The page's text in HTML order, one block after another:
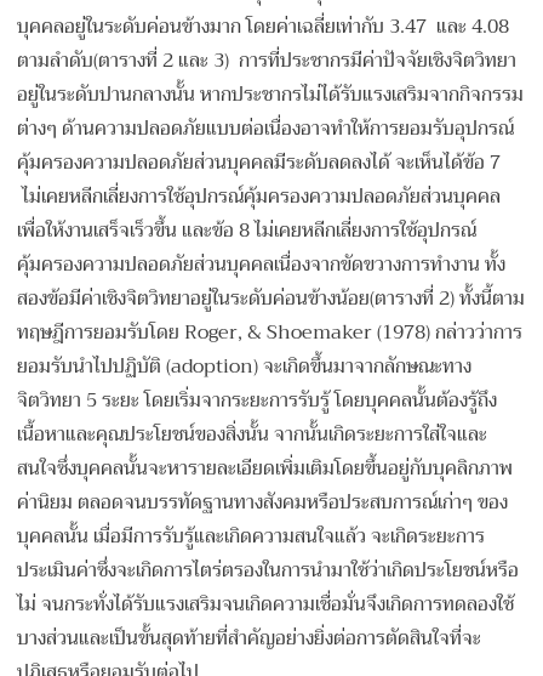
บุคคลอยู่ในระดับค่อนข้างมาก โดยค่าเฉลี่ยเท่ากับ 3.47 และ 4.08
ตามลำดับ(ตารางที่ 2 และ 3) การที่ประชากรมีค่าปัจจัยเชิงจิตวิทยา
อยู่ในระดับปานกลางนั้น หากประชากรไม่ได้รับแรงเสริมจากกิจกรรม
ต่างๆ ด้านความปลอดภัยแบบต่อเนื่องอาจทำให้การยอมรับอุปกรณ์
คุ้มครองความปลอดภัยส่วนบุคคลมีระดับลดลงได้ จะเห็นได้ข้อ 7
ไม่เคยหลีกเลี่ยงการใช้อุปกรณ์คุ้มครองความปลอดภัยส่วนบุคคล
เพื่อให้งานเสร็จเร็วขึ้น และข้อ 8 ไม่เคยหลีกเลี่ยงการใช้อุปกรณ์
คุ้มครองความปลอดภัยส่วนบุคคลเนื่องจากขัดขวางการทำงาน ทั้ง
สองข้อมีค่าเชิงจิตวิทยาอยู่ในระดับค่อนข้างน้อย(ตารางที่ 2) ทั้งนี้ตาม
ทฤษฎีการยอมรับโดย Roger, & Shoemaker (1978) กล่าวว่าการ
ยอมรับนำไปปฏิบัติ (adoption) จะเกิดขึ้นมาจากลักษณะทาง
จิตวิทยา 5 ระยะ โดยเริ่มจากระยะการรับรู้ โดยบุคคลนั้นต้องรู้ถึง
เนื้อหาและคุณประโยชน์ของสิ่งนั้น จากนั้นเกิดระยะการใส่ใจและ
สนใจซึ่งบุคคลนั้นจะหารายละเอียดเพิ่มเติมโดยขึ้นอยู่กับบุคลิกภาพ
ค่านิยม ตลอดจนบรรทัดฐานทางสังคมหรือประสบการณ์เก่าๆ ของ
บุคคลนั้น เมื่อมีการรับรู้และเกิดความสนใจแล้ว จะเกิดระยะการ
ประเมินค่าซึ่งจะเกิดการไตร่ตรองในการนำมาใช้ว่าเกิดประโยชน์หรือ
ไม่ จนกระทั่งได้รับแรงเสริมจนเกิดความเชื่อมั่นจึงเกิดการทดลองใช้
บางส่วนและเป็นขั้นสุดท้ายที่สำคัญอย่างยิ่งต่อการตัดสินใจที่จะ